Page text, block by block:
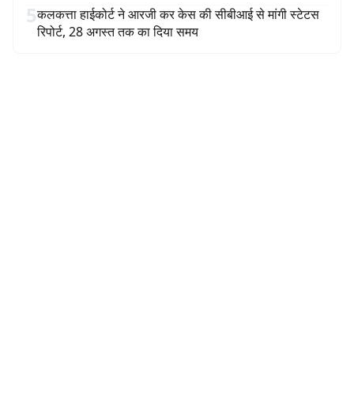
5कलकत्ता हाईकोर्ट ने आरजी कर केस की सीबीआई से मांगी स्टेटस
रिपोर्ट, 28 अगस्त तक का दिया समय